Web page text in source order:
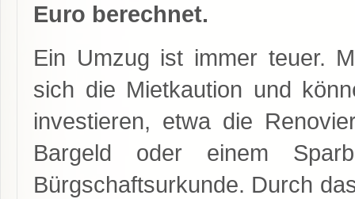
Euro berechnet.
Ein Umzug ist immer teuer.
sich die Mietkaution und
investieren, etwa die
Bargeld oder einem
Bürgschaftsurkunde. Durch